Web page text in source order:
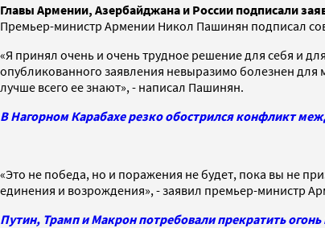
Главы Армении, Азербайджана и России подписали
Премьер-министр Армении Никол Пашинян подписал
«Я принял очень и очень трудное решение для себя и
опубликованного заявления невыразимо болезнен для
лучше всего ее знают», - написал Пашинян.
В Нагорном Карабахе резко обострился конфликт
«Это не победа, но и поражения не будет, пока вы не
единения и возрождения», - заявил премьер-министр
Путин, Трамп и Макрон потребовали прекратить